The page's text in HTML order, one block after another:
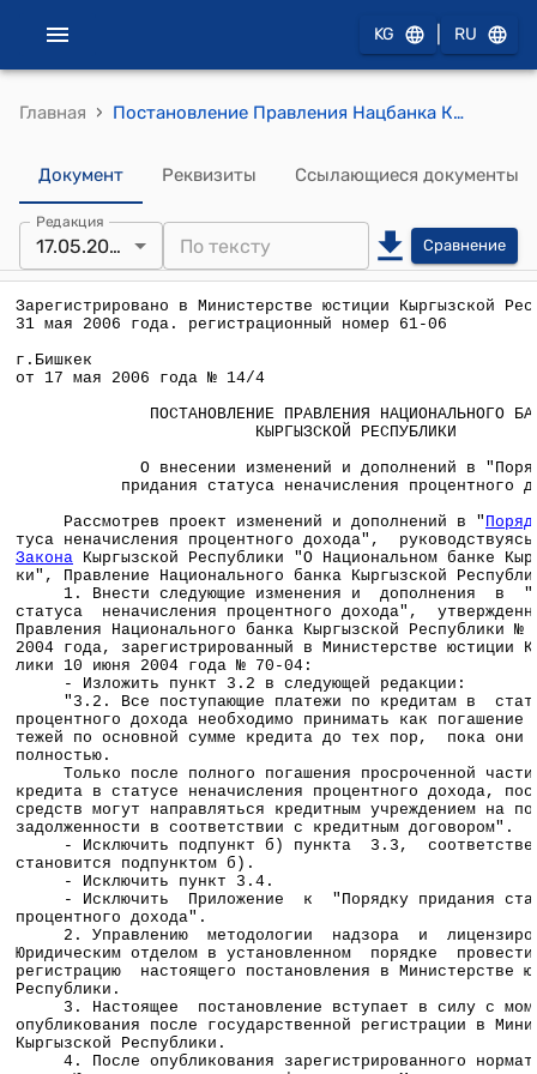
KG RU
Главная › Постановление Правления Нацбанка КР от 17 мая 2006 года № 14/4 "О внесении изменений и дополнений в "Порядок придания статуса неначисления процентного дохода"
Документ Реквизиты Ссылающиеся документы
Редакция
17.05.2006 Сравнение